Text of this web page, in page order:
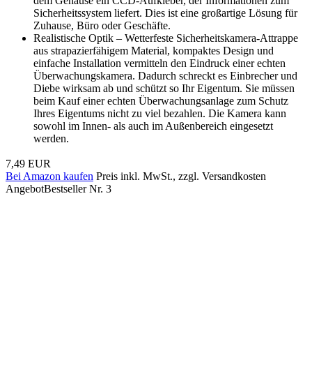
Sicherheitssystem liefert. Dies ist eine großartige Lösung für
Zuhause, Büro oder Geschäfte.
Realistische Optik – Wetterfeste Sicherheitskamera-Attrappe
aus strapazierfähigem Material, kompaktes Design und
einfache Installation vermitteln den Eindruck einer echten
Überwachungskamera. Dadurch schreckt es Einbrecher und
Diebe wirksam ab und schützt so Ihr Eigentum. Sie müssen
beim Kauf einer echten Überwachungsanlage zum Schutz
Ihres Eigentums nicht zu viel bezahlen. Die Kamera kann
sowohl im Innen- als auch im Außenbereich eingesetzt
werden.
7,49 EUR
Bei Amazon kaufen Preis inkl. MwSt., zzgl. Versandkosten
AngebotBestseller Nr. 3